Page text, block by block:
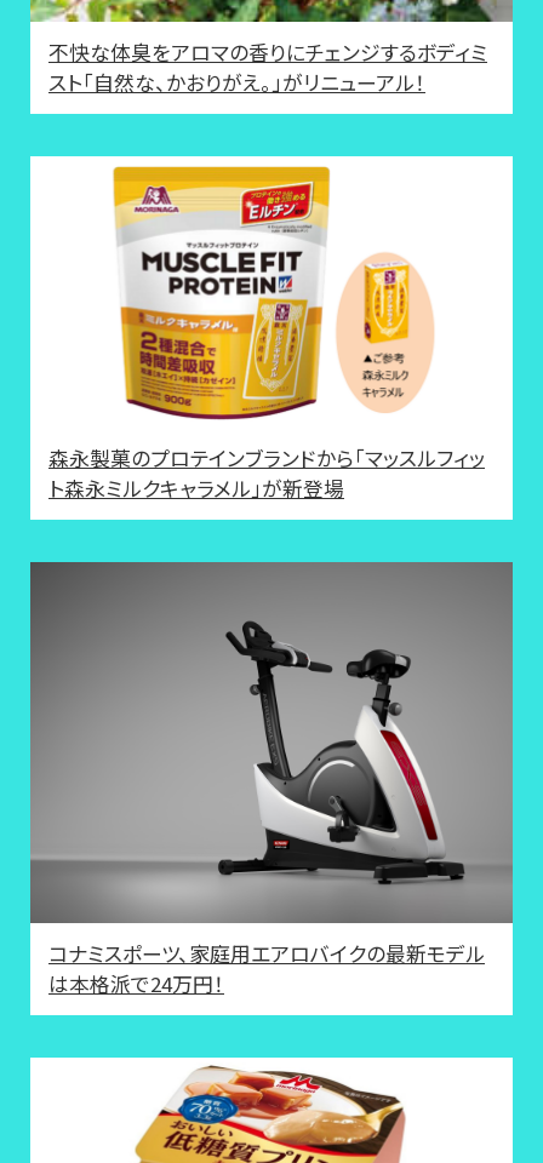
不快な体臭をアロマの香りにチェンジするボディミ
スト「自然な、かおりがえ。」がリニューアル！
森永製菓のプロテインブランドから「マッスルフィッ
ト森永ミルクキャラメル」が新登場
コナミスポーツ、家庭用エアロバイクの最新モデル
は本格派で24万円！